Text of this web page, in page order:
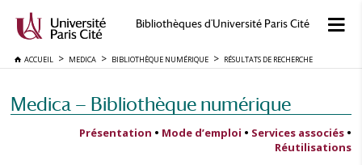
Bibliothèques d'Université Paris Cité
ACCUEIL MEDICA BIBLIOTHÈQUE NUMÉRIQUE RÉSULTATS DE RECHERCHE
Medica — Bibliothèque numérique
Présentation • Mode d’emploi • Services associés •
Réutilisations